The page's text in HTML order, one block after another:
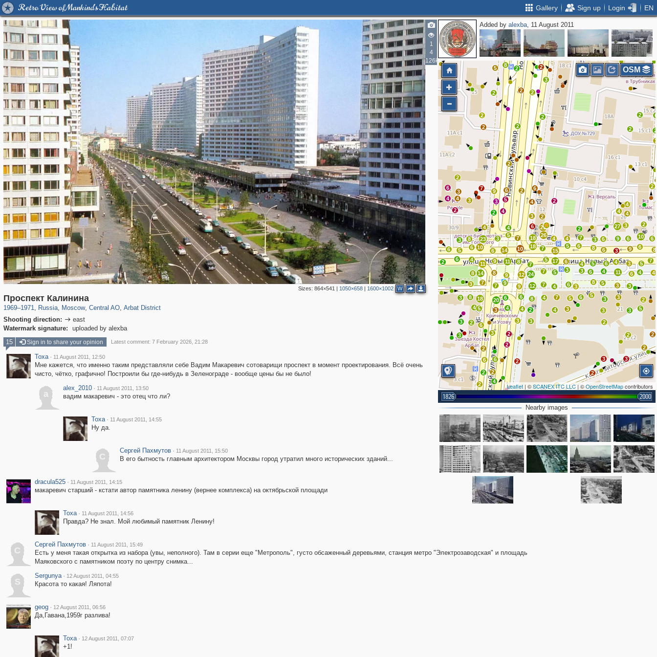
Retro View of Mankind's Habitat Gallery Sign up Login EN
1
4
126k
Sizes: 864×541 | 1050×658| 1600×1002 W
Проспект Калинина
1969–1971, Russia
1,407,366
, Moscow
319,882 8,286
, Central AO
160,021
, Arbat District
Shooting direction:  east
Watermark signature:
uploaded by alexba
Added byalexba, 11 August 2011
3
3
2
3
4
2
2
2
6
2
5
8 14
11
4
6
6 10
6
23
8
3
2
6
4
2
4 3
3
2
7
2
2
2
6
2
6
2
4
3
4
2
5
9
3
4
4
5
3
14
10
7
18
18
8 7
5
24 7 5
17
15
7
26
4
6
5
4
6
7
21
6
2
2
2
6
3
6
9
27
6
3
4
4
4
10
2
6
6
9
3
3
11
4
5
4
6
5 6
8
4
3
3
4 6
5
3
6
8
5
3
4
2
3
4
3
8 4 7
7
12
6
9
9
9 12
11
9
8
7
7
3
8 18
20
3
6
4
3
6
2
5
4
3
3
3
6 6
2
2
2
2
3
2
3
2
2
3
2
3
3
3
3
3 5
2
3
6 4
5 7
4
8
2
3
2
2
2
2
3
2
2
2
2
6 2 5
4
2
2
4
2
3
3
9
2
5
5
2
8
7
5
2
2
Leaflet | ©SCANEX ITC LLC| ©OpenStreetMapcontributors
1826 2000
OSM
Nearby images
15 Sign in to share your opinion Latest comment: 7 February 2026, 21:28
Toxa · 11 August 2011, 12:50
Мне кажется, что именно таким представляли себе Вадим Макаревич сотоварищи проспект в момент проектирования. Всё очень
чисто, чётко, графично! Построили бы где-нибудь в Зеленограде - вообще цены бы не было!
a
alex_2010 · 11 August 2011, 13:50
вадим макаревич - это отец что ли?
Toxa · 11 August 2011, 14:55
Ну да.
С
Сергей Пахмутов · 11 August 2011, 15:50
В его бытность главным архитектором Москвы город утратил много исторических зданий...
dracula525 · 11 August 2011, 14:15
макаревич старший - кстати автор памятника ленину (вернее комплекса) на октябрьской площади
Toxa · 11 August 2011, 14:56
Правда? Не знал. Мой любимый памятник Ленину!
С
Сергей Пахмутов · 11 August 2011, 15:49
Есть у меня такая открытка из набора (увы, неполного). Там в серии еще "Метрополь", густо обсаженный деревьями, станция метро "Электрозаводская" и площадь
Маяковского с памятником поэту по центру снимка...
S
Sergunya · 12 August 2011, 04:55
Красота то какая! Ляпота!
geog · 12 August 2011, 06:56
Да,Гавана,1959г разлива!
Toxa · 12 August 2011, 07:07
+1!